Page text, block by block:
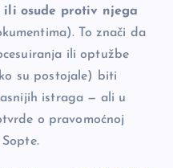
ili osude protiv njega
To znači da
ili optužbe
su postojale) biti
istraga — ali u
o pravomoćnoj